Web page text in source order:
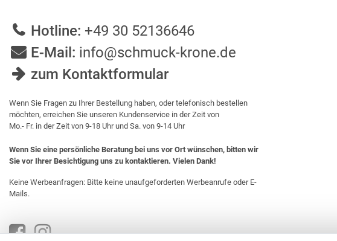
Hotline: +49 30 52136646
E-Mail: info@schmuck-krone.de
zum Kontaktformular
Wenn Sie Fragen zu Ihrer Bestellung haben, oder telefonisch bestellen
möchten, erreichen Sie unseren Kundenservice in der Zeit von
Mo.- Fr. in der Zeit von 9-18 Uhr und Sa. von 9-14 Uhr
Wenn Sie eine persönliche Beratung bei uns vor Ort wünschen, bitten wir
Sie vor Ihrer Besichtigung uns zu kontaktieren. Vielen Dank!
Keine Werbeanfragen: Bitte keine unaufgeforderten Werbeanrufe oder E-
Mails.